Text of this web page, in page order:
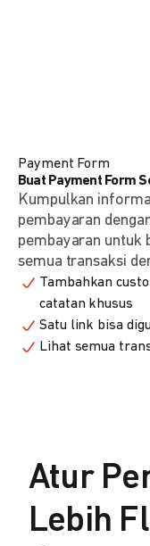
Payment Form
Buat Payment Form
Kumpulkan
pembayaran
pembayaran untuk
semua transaksi
Tambahkan
catatan khusus
Satu link bisa
Lihat semua
Atur
Lebih